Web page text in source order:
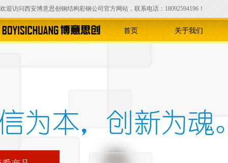
欢迎访问西安博意思创钢结构彩钢公司官方网站，联系电话：18092594196！
首页 关于我们